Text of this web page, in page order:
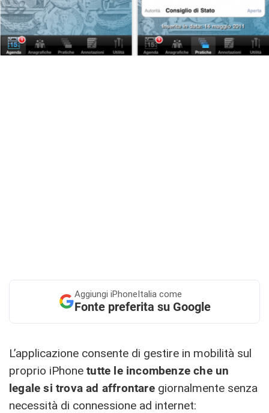
Aggiungi iPhoneItalia come
Fonte preferita su Google
L’applicazione consente di gestire in mobilità sul
proprio iPhone tutte le incombenze che un
legale si trova ad affrontaregiornalmente senza
necessità di connessione ad internet: